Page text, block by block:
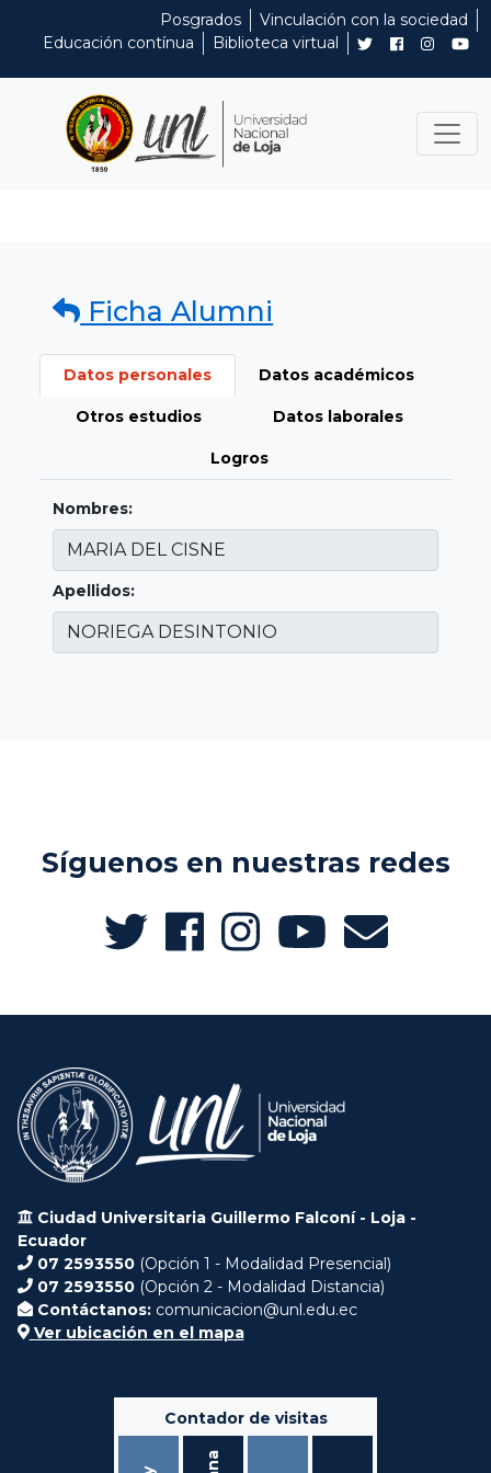
Posgrados
Vinculación con la sociedad
Educación contínua
Biblioteca virtual
Ficha Alumni
Datos personales Datos académicos
Otros estudios Datos laborales
Logros
Nombres:
Apellidos:
Síguenos en nuestras redes
Ciudad Universitaria Guillermo Falconí - Loja -
Ecuador
07 2593550 (Opción 1 - Modalidad Presencial)
07 2593550 (Opción 2 - Modalidad Distancia)
Contáctanos: comunicacion@unl.edu.ec
Ver ubicación en el mapa
Contador de visitas